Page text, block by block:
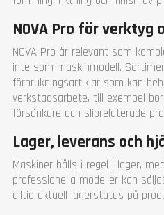
NOVA Pro för verktyg
NOVA Pro är relevant som
inte som maskinmodell.
förbrukningsartiklar som kan
verkstadsarbete, till exempel
försänkare och sliprelaterade
Lager, leverans och
Maskiner hålls i regel i lager,
professionella modeller kan
alltid aktuell lagerstatus på